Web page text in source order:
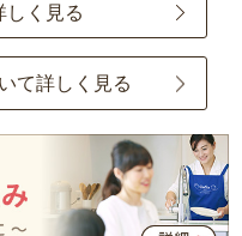
しく見る
て詳しく見る